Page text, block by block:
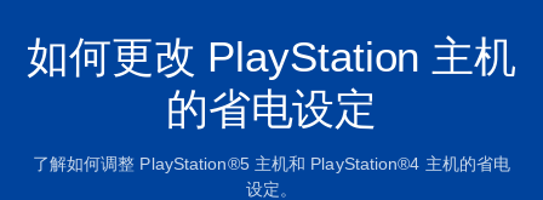
如何更改 PlayStation 主机
的省电设定
了解如何调整 PlayStation®5 主机和 PlayStation®4 主机的省电
设定。